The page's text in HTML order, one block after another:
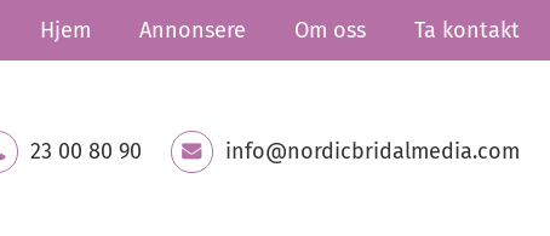
Hjem Annonsere Om oss Ta kontakt
23 00 80 90 info@nordicbridalmedia.com